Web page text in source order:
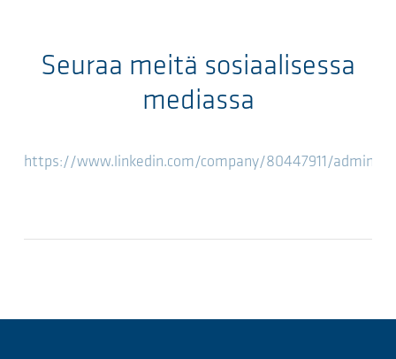
Seuraa meitä sosiaalisessa
mediassa
https://www.linkedin.com/company/80447911/admin/